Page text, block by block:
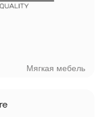
Мягкая мебель